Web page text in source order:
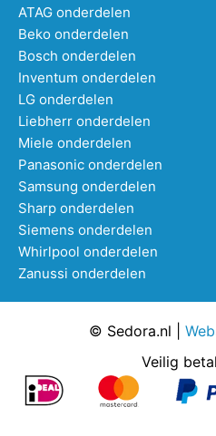
ATAG onderdelen
Beko onderdelen
Bosch onderdelen
Inventum onderdelen
LG onderdelen
Liebherr onderdelen
Miele onderdelen
Panasonic onderdelen
Samsung onderdelen
Sharp onderdelen
Siemens onderdelen
Whirlpool onderdelen
Zanussi onderdelen
© Sedora.nl |
Veilig